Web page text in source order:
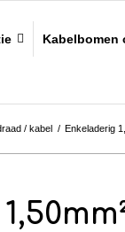
Kabelbomen
/ kabel / Enkeladerig